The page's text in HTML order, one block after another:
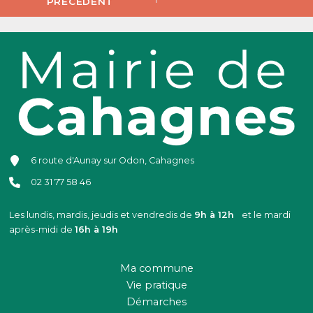
6 route d'Aunay sur Odon, Cahagnes
02 31 77 58 46
Les lundis, mardis, jeudis et vendredis de 9h à 12h et le mardi
après-midi de16h à 19h
Ma commune
Vie pratique
Démarches